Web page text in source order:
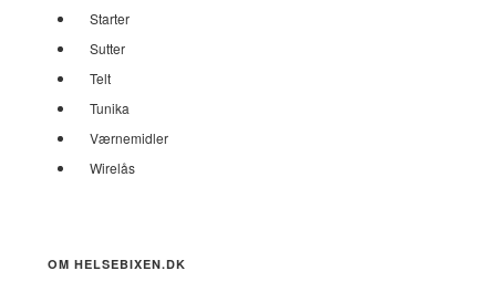
Starter
Sutter
Telt
Tunika
Værnemidler
Wirelås
OM HELSEBIXEN.DK